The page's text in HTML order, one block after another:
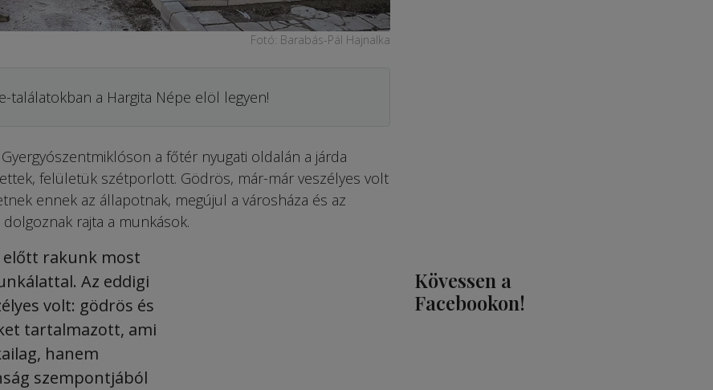
Fotó: Barabás-Pál Hajnalka
találatokban a Hargita Népe elöl legyen!
a főtér nyugati oldalán a járda
felületük szétporlott. Gödrös, már-már veszélyes volt
ennek az állapotnak, megújul a városháza és az
rajta a munkások.
előtt rakunk most
Az eddigi
volt: gödrös és
tartalmazott, ami
hanem
szempontjából
Kövessen a
Facebookon!